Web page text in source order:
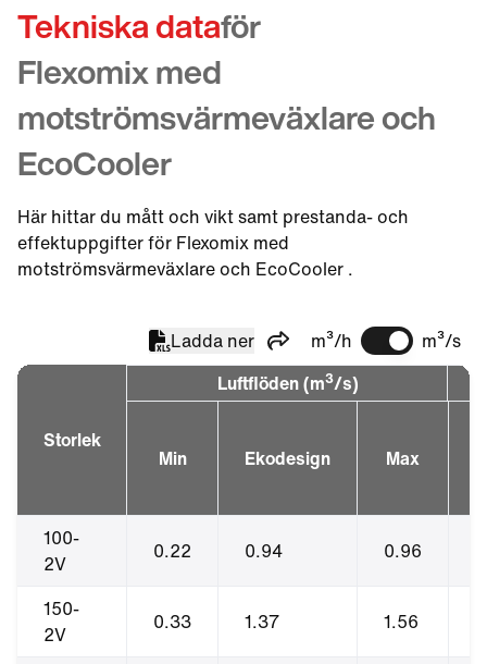
Tekniska dataför
Flexomix med
motströmsvärmeväxlare och
EcoCooler
Här hittar du mått och vikt samt prestanda- och
effektuppgifter för Flexomix med
motströmsvärmeväxlare och EcoCooler .
Ladda ner Delam³/h m³/s
Storlek
Luftflöden (m3/s)
Min Ekodesign Max
100-
2V
0.22 0.94 0.96
150-
2V
0.33 1.37 1.56